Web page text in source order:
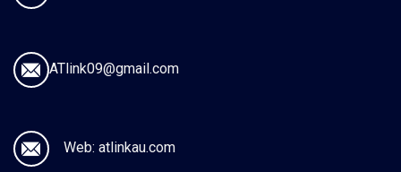
ATlink09@gmail.com
Web: atlinkau.com